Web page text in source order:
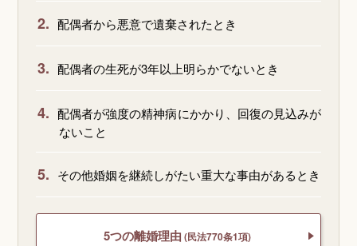
2. 配偶者から悪意で遺棄されたとき
3. 配偶者の生死が3年以上明らかでないとき
4. 配偶者が強度の精神病にかかり、回復の見込みが
ないこと
5. その他婚姻を継続しがたい重大な事由があるとき
5つの離婚理由 (民法770条1項)